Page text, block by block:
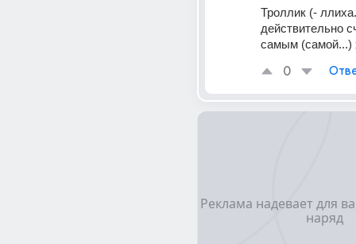
Троллик (-
действительно
самым (самой...)
0